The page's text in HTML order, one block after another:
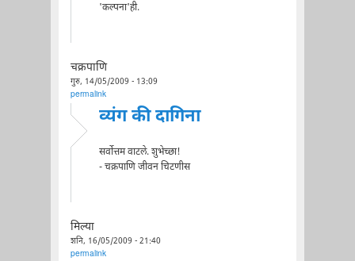
'कल्पना'ही.
चक्रपाणि
गुरु, 14/05/2009 - 13:09
permalink
व्यंग की दागिना
सर्वोत्तम वाटले. शुभेच्छा!
- चक्रपाणि जीवन चिटणीस
मिल्या
शनि, 16/05/2009 - 21:40
permalink